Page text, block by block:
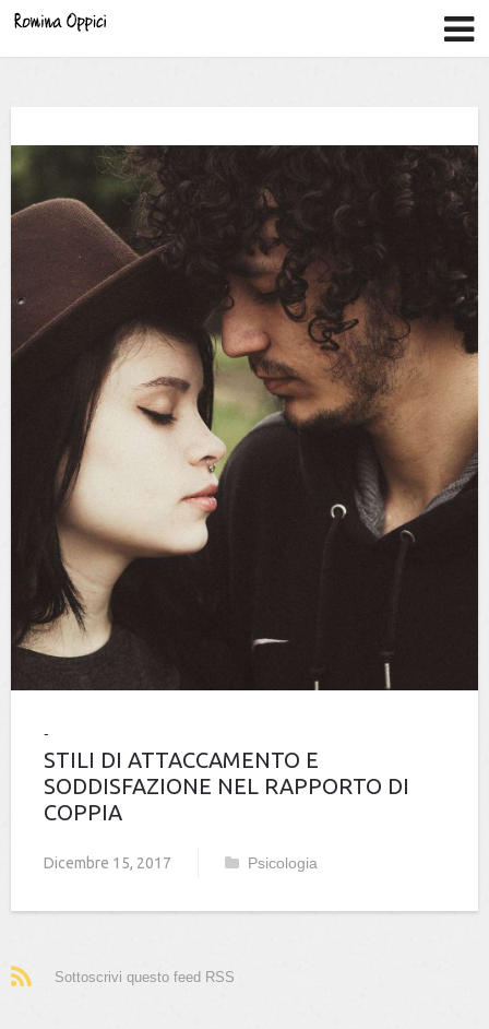
STILI DI ATTACCAMENTO E
SODDISFAZIONE NEL RAPPORTO DI
COPPIA
Dicembre 15, 2017 Psicologia
Sottoscrivi questo feed RSS